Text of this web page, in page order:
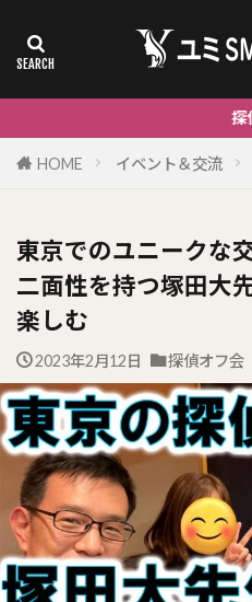
探偵コスモサ
HOME イベント＆交流
東京でのユニークな
二面性を持つ塚田大
楽しむ
2023年2月12日 探偵オフ会